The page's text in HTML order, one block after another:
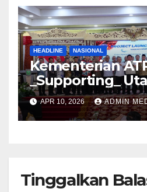
HEADLINE NASIONAL
Kementerian
_Supporting_
Pelabuhan
Tanjung Carat
APR 10, 2026 ADMIN
Tinggalkan